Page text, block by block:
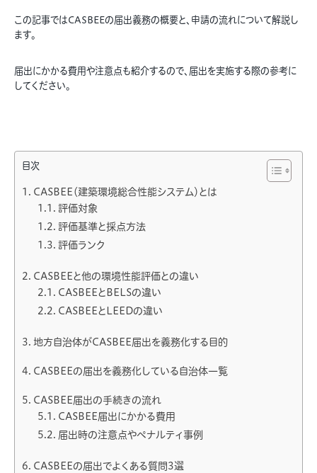
この記事ではCASBEEの届出義務の概要と、申請の流れについて解説し
ます。
届出にかかる費用や注意点も紹介するので、届出を実施する際の参考に
してください。
目次
CASBEE（建築環境総合性能システム）とは
評価対象
評価基準と採点方法
評価ランク
CASBEEと他の環境性能評価との違い
CASBEEとBELSの違い
CASBEEとLEEDの違い
地方自治体がCASBEE届出を義務化する目的
CASBEEの届出を義務化している自治体一覧
CASBEE届出の手続きの流れ
CASBEE届出にかかる費用
届出時の注意点やペナルティ事例
CASBEEの届出でよくある質問3選